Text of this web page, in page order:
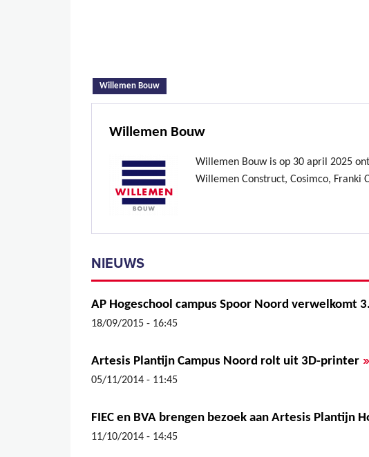
Willemen Bouw
Willemen Bouw
Willemen Bouw is op 30 april 2025
Willemen Construct, Cosimco, Franki
NIEUWS
AP Hogeschool campus Spoor Noord verwelkomt
18/09/2015 - 16:45
Artesis Plantijn Campus Noord rolt uit 3D-printer »
05/11/2014 - 11:45
FIEC en BVA brengen bezoek aan Artesis Plantijn
11/10/2014 - 14:45